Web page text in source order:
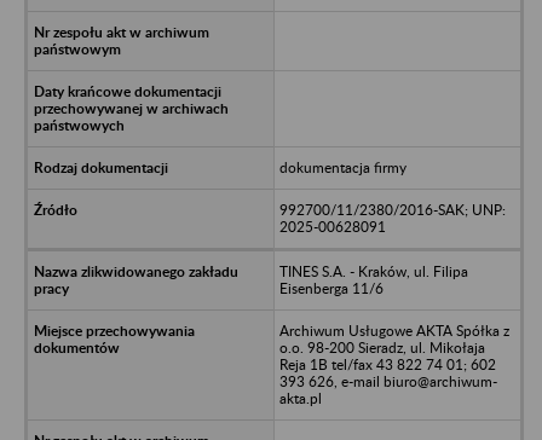
dokumentacja firmy
992700/11/2380/2016-SAK; UNP:
2025-00628091
TINES S.A. - Kraków, ul. Filipa
Eisenberga 11/6
Archiwum Usługowe AKTA Spółka z
o.o. 98-200 Sieradz, ul. Mikołaja
Reja 1B tel/fax 43 822 74 01; 602
393 626, e-mail biuro@archiwum-
akta.pl